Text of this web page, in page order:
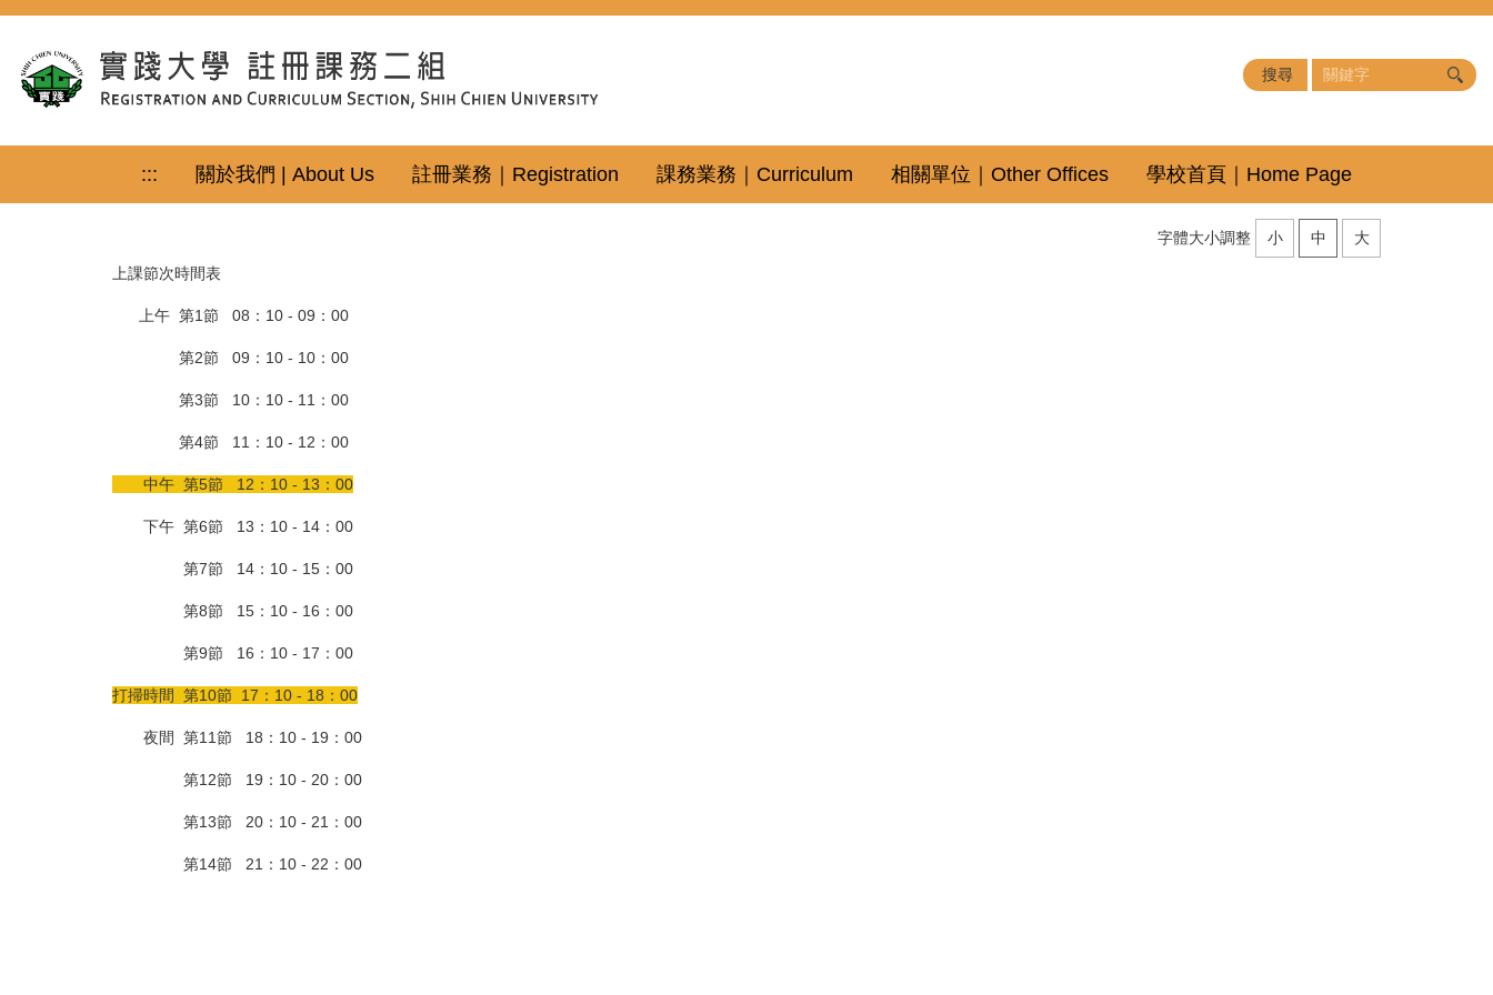
跳
主
要
::: 關於我們 | About Us 註冊業務｜Registration 課務業務｜Curriculum 相關單位｜Other Offices 學校首頁｜Home Page
字體大小調整 小 中
大
上課節次時間表
上午 第1節 08：10 - 09：00
第2節 09：10 - 10：00
第3節 10：10 - 11：00
第4節 11：10 - 12：00
中午 第5節 12：10 - 13：00
下午 第6節 13：10 - 14：00
第7節 14：10 - 15：00
第8節 15：10 - 16：00
第9節 16：10 - 17：00
打掃時間 第10節 17：10 - 18：00
夜間 第11節 18：10 - 19：00
第12節 19：10 - 20：00
第13節 20：10 - 21：00
第14節 21：10 - 22：00